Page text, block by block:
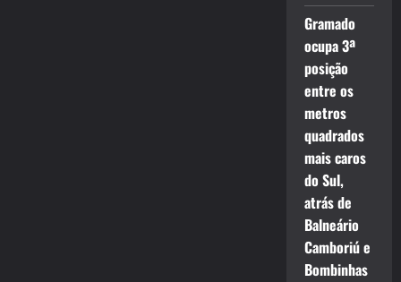
Gramado
ocupa 3ª
posição
entre os
metros
quadrados
mais caros
do Sul,
atrás de
Balneário
Camboriú e
Bombinhas